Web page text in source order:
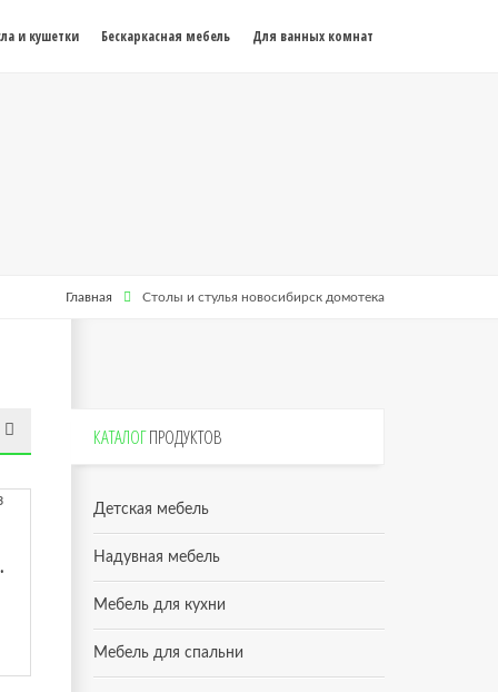
и кушетки Бескаркасная мебель Для ванных комнат
Главная Столы и стулья новосибирск домотека
КАТАЛОГПРОДУКТОВ
Детская мебель
Надувная мебель
Мебель для кухни
Мебель для спальни